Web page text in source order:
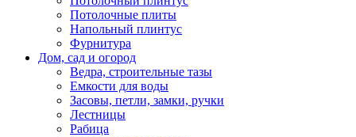
Потолочные плиты
Напольный плинтус
Фурнитура
Дом, сад и огород
Ведра, строительные тазы
Емкости для воды
Засовы, петли, замки, ручки
Лестницы
Рабица